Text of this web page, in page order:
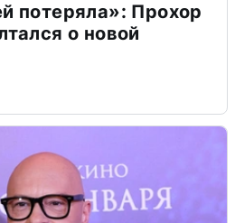
потеряла»: Прохор
о новой